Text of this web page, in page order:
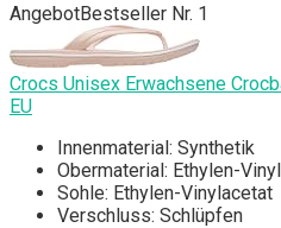
AngebotBestseller Nr. 1
Crocs Unisex Erwachsene
EU
Innenmaterial: Synthetik
Obermaterial: Ethylen-
Sohle: Ethylen-Vinylacetat
Verschluss: Schlüpfen